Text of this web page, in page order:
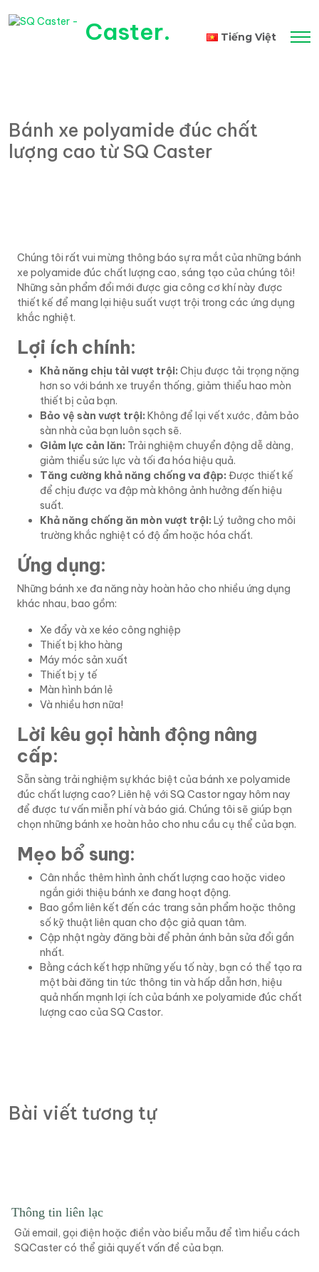
Caster. Tiếng Việt
Bánh xe polyamide đúc chất
lượng cao từ SQ Caster
Chúng tôi rất vui mừng thông báo sự ra mắt của những bánh
xe polyamide đúc chất lượng cao, sáng tạo của chúng tôi!
Những sản phẩm đổi mới được gia công cơ khí này được
thiết kế để mang lại hiệu suất vượt trội trong các ứng dụng
khắc nghiệt.
Lợi ích chính:
Khả năng chịu tải vượt trội: Chịu được tải trọng nặng
hơn so với bánh xe truyền thống, giảm thiểu hao mòn
thiết bị của bạn.
Bảo vệ sàn vượt trội: Không để lại vết xước, đảm bảo
sàn nhà của bạn luôn sạch sẽ.
Giảm lực cản lăn: Trải nghiệm chuyển động dễ dàng,
giảm thiểu sức lực và tối đa hóa hiệu quả.
Tăng cường khả năng chống va đập: Được thiết kế
để chịu được va đập mà không ảnh hưởng đến hiệu
suất.
Khả năng chống ăn mòn vượt trội: Lý tưởng cho môi
trường khắc nghiệt có độ ẩm hoặc hóa chất.
Ứng dụng:
Những bánh xe đa năng này hoàn hảo cho nhiều ứng dụng
khác nhau, bao gồm:
Xe đẩy và xe kéo công nghiệp
Thiết bị kho hàng
Máy móc sản xuất
Thiết bị y tế
Màn hình bán lẻ
Và nhiều hơn nữa!
Lời kêu gọi hành động nâng
cấp:
Sẵn sàng trải nghiệm sự khác biệt của bánh xe polyamide
đúc chất lượng cao? Liên hệ với SQ Castor ngay hôm nay
để được tư vấn miễn phí và báo giá. Chúng tôi sẽ giúp bạn
chọn những bánh xe hoàn hảo cho nhu cầu cụ thể của bạn.
Mẹo bổ sung:
Cân nhắc thêm hình ảnh chất lượng cao hoặc video
ngắn giới thiệu bánh xe đang hoạt động.
Bao gồm liên kết đến các trang sản phẩm hoặc thông
số kỹ thuật liên quan cho độc giả quan tâm.
Cập nhật ngày đăng bài để phản ánh bản sửa đổi gần
nhất.
Bằng cách kết hợp những yếu tố này, bạn có thể tạo ra
một bài đăng tin tức thông tin và hấp dẫn hơn, hiệu
quả nhấn mạnh lợi ích của bánh xe polyamide đúc chất
lượng cao của SQ Castor.
Bài viết tương tự
Thông tin liên lạc
Gửi email, gọi điện hoặc điền vào biểu mẫu để tìm hiểu cách
SQCaster có thể giải quyết vấn đề của bạn.